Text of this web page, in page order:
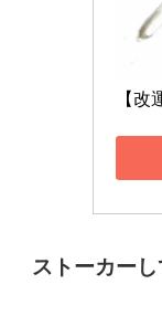
【改
ストーカー